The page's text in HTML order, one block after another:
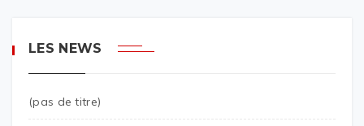
LES NEWS
(pas de titre)